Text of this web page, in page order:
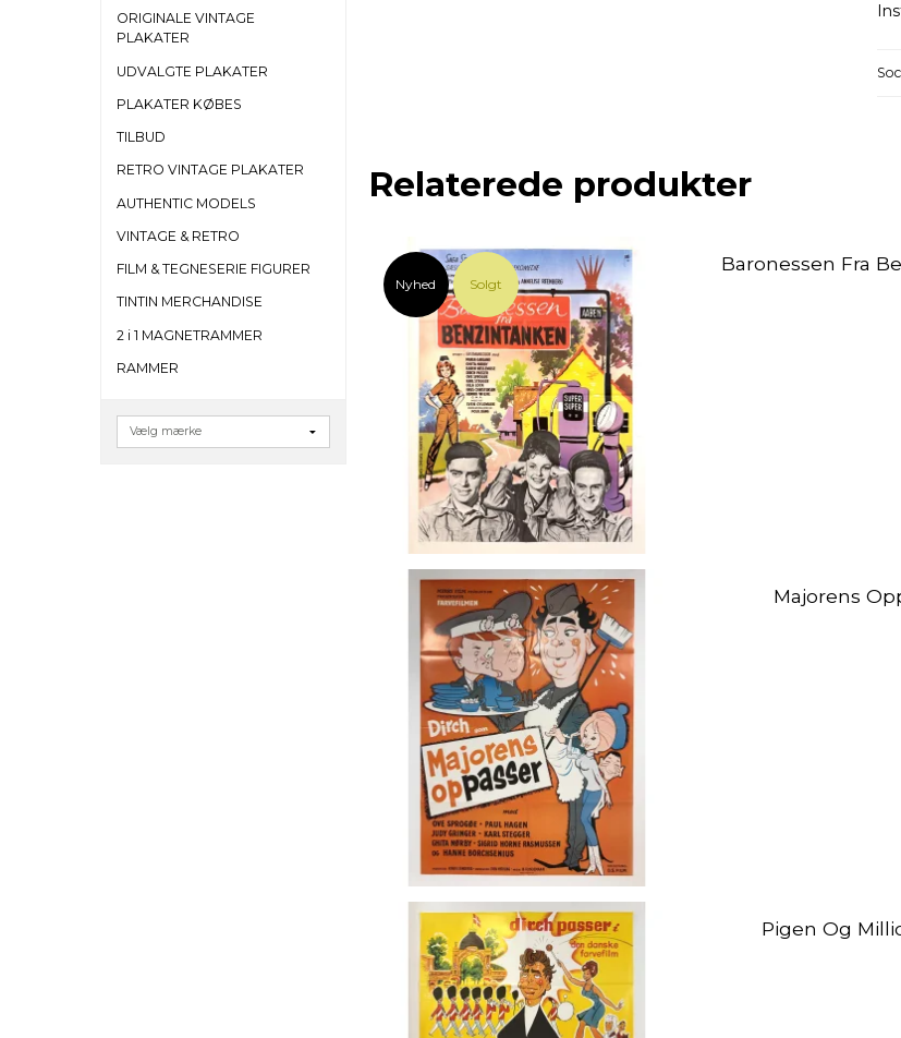
ORIGINALE VINTAGE
PLAKATER
UDVALGTE PLAKATER
PLAKATER KØBES
TILBUD
RETRO VINTAGE PLAKATER
AUTHENTIC MODELS
VINTAGE & RETRO
FILM & TEGNESERIE FIGURER
TINTIN MERCHANDISE
2 i 1 MAGNETRAMMER
RAMMER
Relaterede produkter
Nyhed Solgt
Baronessen Fra
Majorens
Pigen Og